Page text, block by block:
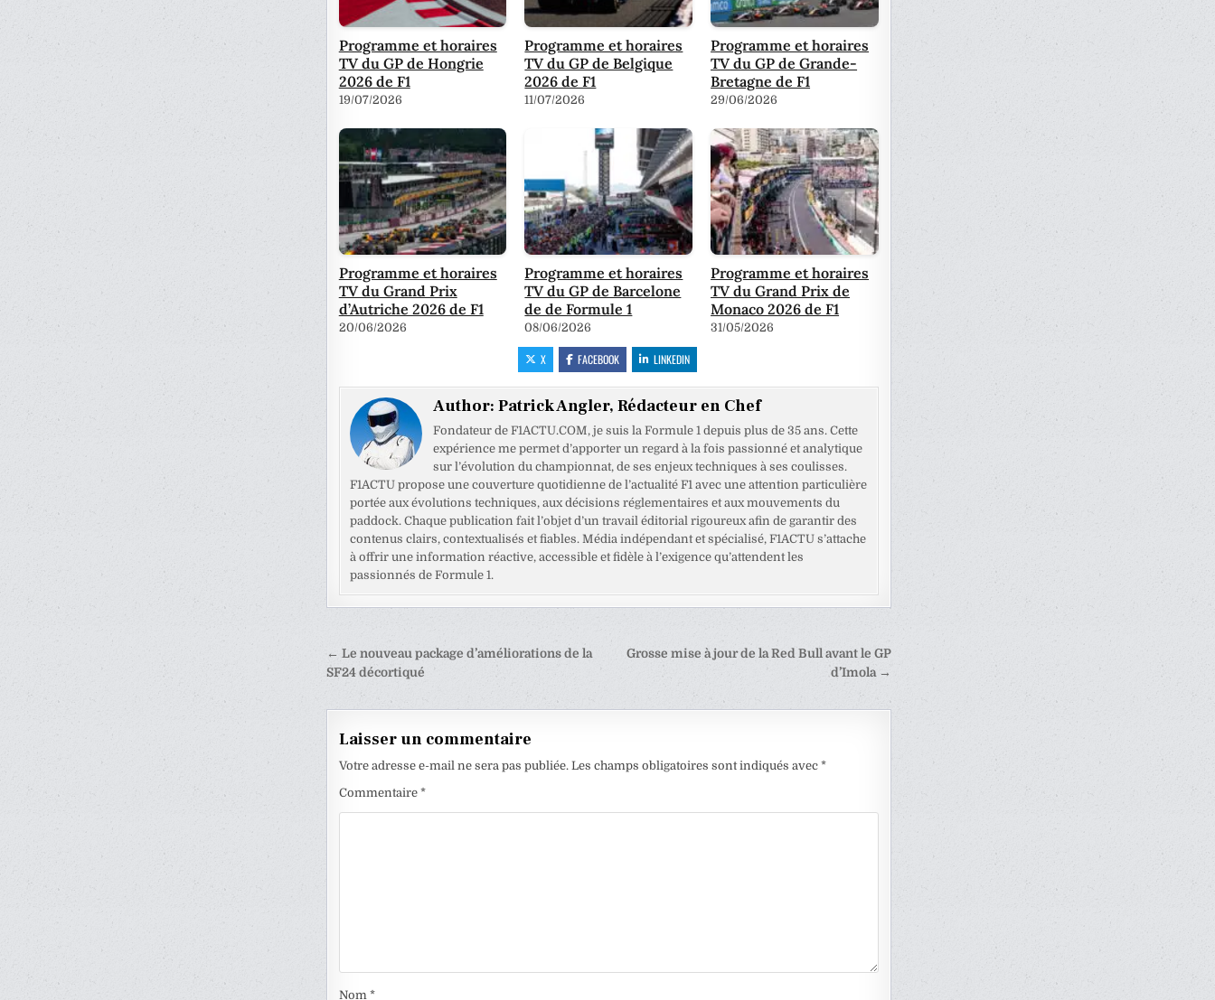
Programme et horaires
TV du GP de Hongrie
2026 de F1
19/07/2026
Programme et horaires
TV du GP de Belgique
2026 de F1
11/07/2026
Programme et horaires
TV du GP de Grande-
Bretagne de F1
29/06/2026
Programme et horaires
TV du Grand Prix
d’Autriche 2026 de F1
20/06/2026
Programme et horaires
TV du GP de Barcelone
de de Formule 1
08/06/2026
Programme et horaires
TV du Grand Prix de
Monaco 2026 de F1
31/05/2026
X FACEBOOK LINKEDIN
Author: Patrick Angler, Rédacteur en Chef
Fondateur de F1ACTU.COM, je suis la Formule 1 depuis plus de 35 ans. Cette
expérience me permet d’apporter un regard à la fois passionné et analytique
sur l’évolution du championnat, de ses enjeux techniques à ses coulisses.
F1ACTU propose une couverture quotidienne de l’actualité F1 avec une attention particulière
portée aux évolutions techniques, aux décisions réglementaires et aux mouvements du
paddock. Chaque publication fait l’objet d’un travail éditorial rigoureux afin de garantir des
contenus clairs, contextualisés et fiables. Média indépendant et spécialisé, F1ACTU s’attache
à offrir une information réactive, accessible et fidèle à l’exigence qu’attendent les
passionnés de Formule 1.
Navigation
de
l’article
Grosse mise à jour de la Red Bull avant le GP
d’Imola →
← Le nouveau package d’améliorations de la
SF24 décortiqué
Laisser un commentaire
Votre adresse e-mail ne sera pas publiée. Les champs obligatoires sont indiqués avec *
Commentaire *
Nom *